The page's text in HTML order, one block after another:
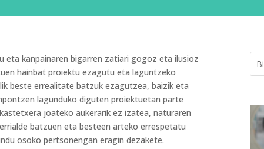
eta kanpainaren bigarren zatiari gogoz eta ilusioz
hainbat proiektu ezagutu eta laguntzeko
beste errealitate batzuk ezagutzea, baizik eta
lagunduko diguten proiektuetan parte
joateko aukerarik ez izatea, naturaren
batzuen eta besteen arteko errespetatu
osoko pertsonengan eragin dezakete.